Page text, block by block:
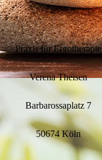
Praxis für Ergotherapie
Verena Theisen
Barbarossaplatz 7
50674 Köln